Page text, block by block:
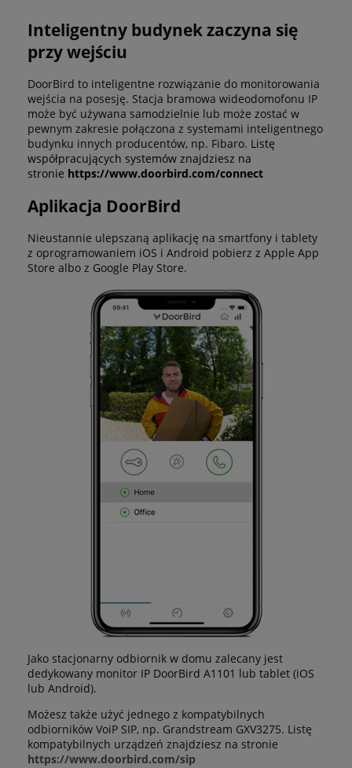
Inteligentny budynek zaczyna się
przy wejściu
DoorBird to inteligentne rozwiązanie do monitorowania
wejścia na posesję. Stacja bramowa wideodomofonu IP
może być używana samodzielnie lub może zostać w
pewnym zakresie połączona z systemami inteligentnego
budynku innych producentów, np. Fibaro. Listę
współpracujących systemów znajdziesz na
stronie https://www.doorbird.com/connect
Aplikacja DoorBird
Nieustannie ulepszaną aplikację na smartfony i tablety
z oprogramowaniem iOS i Android pobierz z Apple App
Store albo z Google Play Store.
Jako stacjonarny odbiornik w domu zalecany jest
dedykowany monitor IP DoorBird A1101 lub tablet (iOS
lub Android).
Możesz także użyć jednego z kompatybilnych
odbiorników VoiP SIP, np. Grandstream GXV3275. Listę
kompatybilnych urządzeń znajdziesz na stronie
https://www.doorbird.com/sip